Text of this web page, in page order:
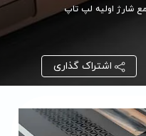
شارژ اولیه لپ تاپ
اشتراک گذاری